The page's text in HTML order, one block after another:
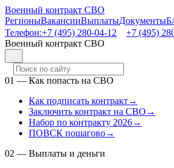
Военный контракт СВО
РегионыВакансииВыплатыДокументы
Телефон:+7 (495) 280-04-12
+7 (495)
Военный контракт СВО
01 — Как попасть на СВО
Как подписать контракт→
Заключить контракт на СВО →
Набор по контракту 2026→
ПОВСК пошагово→
02 — Выплаты и деньги